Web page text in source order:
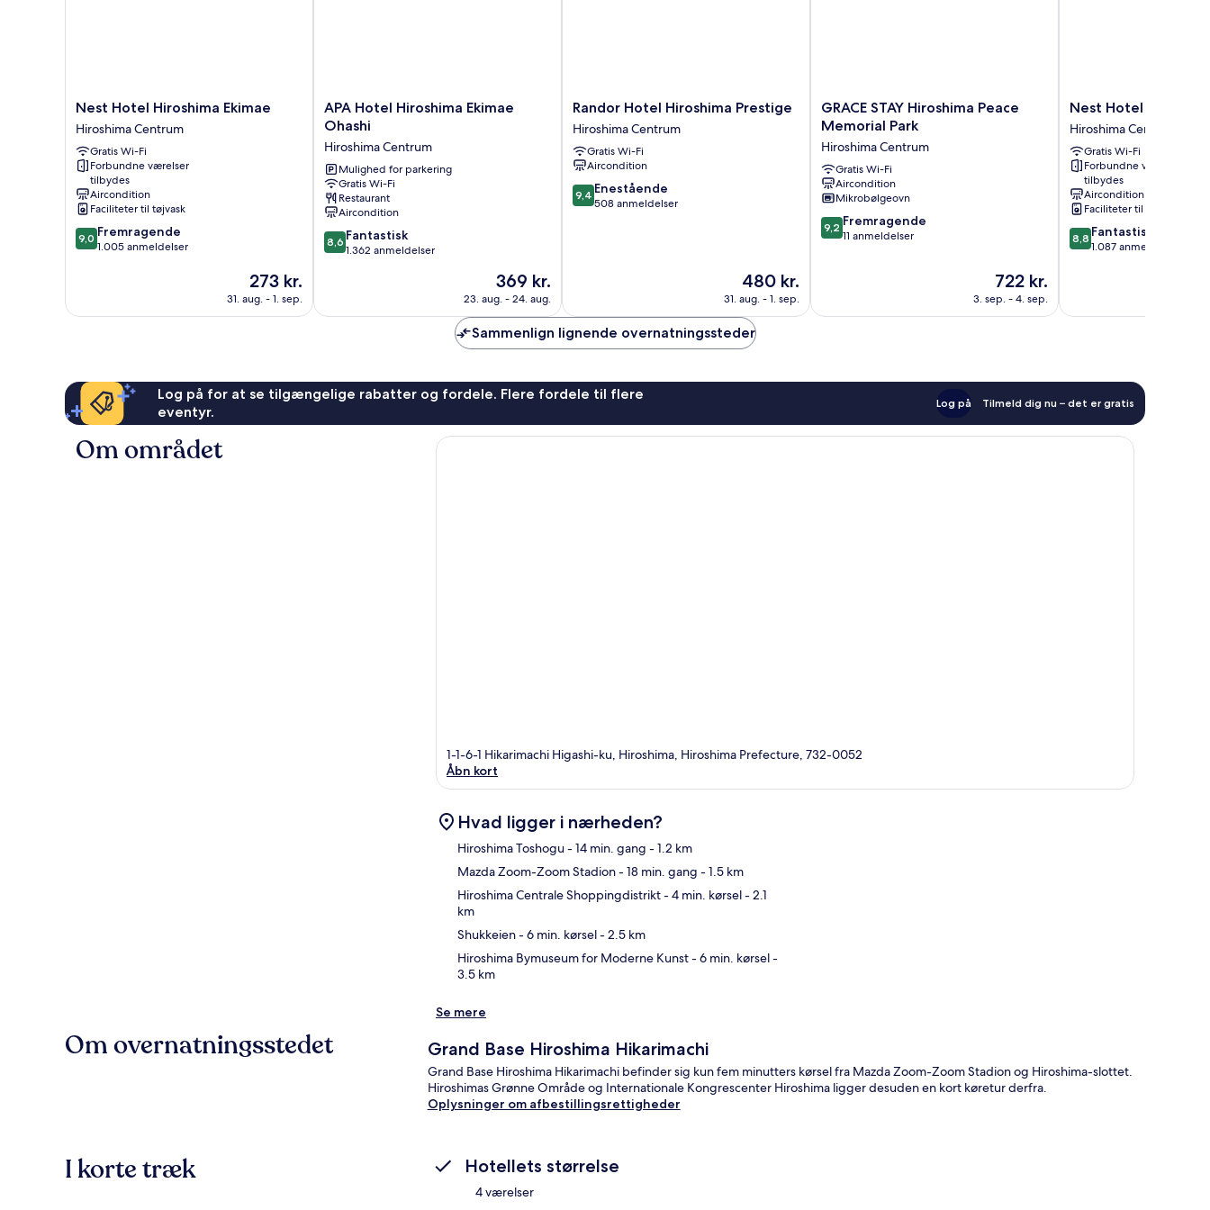
Nest
Hotel
Hiroshima
Ekimae
Hiroshima
Centrum
Nest Hotel Hiroshima Ekimae
Hiroshima Centrum
Gratis Wi-Fi
Forbundne værelser
tilbydes
Aircondition
Faciliteter til tøjvask
9.0
ud
1.005
9,0 Fremragende
1.005 anmeldelser
Prisen
er
273 kr.
273 kr.
31. aug. - 1. sep.
APA
Hotel
Ekimae
Ohashi
Hiroshima
Centrum
APA Hotel Hiroshima Ekimae
Ohashi
Hiroshima Centrum
Mulighed for parkering
Gratis Wi-Fi
Restaurant
Aircondition
8.6
ud
1.362
8,6 Fantastisk
1.362 anmeldelser
Prisen
er
369 kr.
369 kr.
23. aug. - 24. aug.
Randor
Hotel
Hiroshima
Prestige
Hiroshima
Centrum
Randor Hotel Hiroshima Prestige
Hiroshima Centrum
Gratis Wi-Fi
Aircondition
9.4
ud
9,4 Enestående
508 anmeldelser
Prisen
er
480 kr.
480 kr.
31. aug. - 1. sep.
GRACE
STAY
Peace
Memorial
Park
Hiroshima
Centrum
GRACE STAY Hiroshima Peace
Memorial Park
Hiroshima Centrum
Gratis Wi-Fi
Aircondition
Mikrobølgeovn
9.2
ud
anmeldelser
9,2 Fremragende
11 anmeldelser
Prisen
er
722 kr.
722 kr.
3. sep. - 4. sep.
Nest
Hotel
Hiroshima
Hatchobori
Hiroshima
Centrum
Nest Hotel
Hiroshima Centrum
Gratis Wi-Fi
Forbundne værelser
tilbydes
Aircondition
Faciliteter til tøjvask
8.8
ud
1.087
8,8 Fantastisk
1.087 anmeldelser
Sammenlign lignende overnatningssteder
Log på for at se tilgængelige rabatter og fordele. Flere fordele til flere
eventyr.
Log på Tilmeld dig nu – det er gratis
Om området
1-1-6-1 Hikarimachi Higashi-ku, Hiroshima, Hiroshima Prefecture, 732-0052
Åbn kort
Hvad ligger i nærheden?
Hiroshima Toshogu- 14 min. gang - 1.2 km
Mazda Zoom-Zoom Stadion- 18 min. gang - 1.5 km
Hiroshima Centrale Shoppingdistrikt- 4 min. kørsel- 2.1
km
Shukkeien- 6 min. kørsel- 2.5 km
Hiroshima Bymuseum for Moderne Kunst- 6 min. kørsel-
3.5 km
Se mere
Om overnatningsstedet Grand Base Hiroshima Hikarimachi
Grand Base Hiroshima Hikarimachi befinder sig kun fem minutters kørsel fra Mazda Zoom-Zoom Stadion og Hiroshima-slottet.
Hiroshimas Grønne Område og Internationale Kongrescenter Hiroshima ligger desuden en kort køretur derfra.
Oplysninger om afbestillingsrettigheder
I korte træk Hotellets størrelse
4 værelser